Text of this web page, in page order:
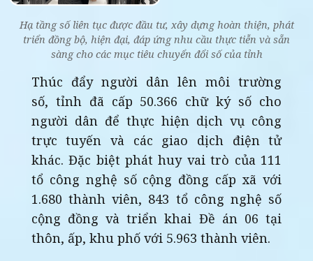
Hạ tầng số liên tục được đầu tư, xây dựng hoàn thiện, phát
triển đồng bộ, hiện đại, đáp ứng nhu cầu thực tiễn và sẵn
sàng cho các mục tiêu chuyển đổi số của tỉnh
Thúc đẩy người dân lên môi trường
số, tỉnh đã cấp 50.366 chữ ký số cho
người dân để thực hiện dịch vụ công
trực tuyến và các giao dịch điện tử
khác. Đặc biệt phát huy vai trò của 111
tổ công nghệ số cộng đồng cấp xã với
1.680 thành viên, 843 tổ công nghệ số
cộng đồng và triển khai Đề án 06 tại
thôn, ấp, khu phố với 5.963 thành viên.